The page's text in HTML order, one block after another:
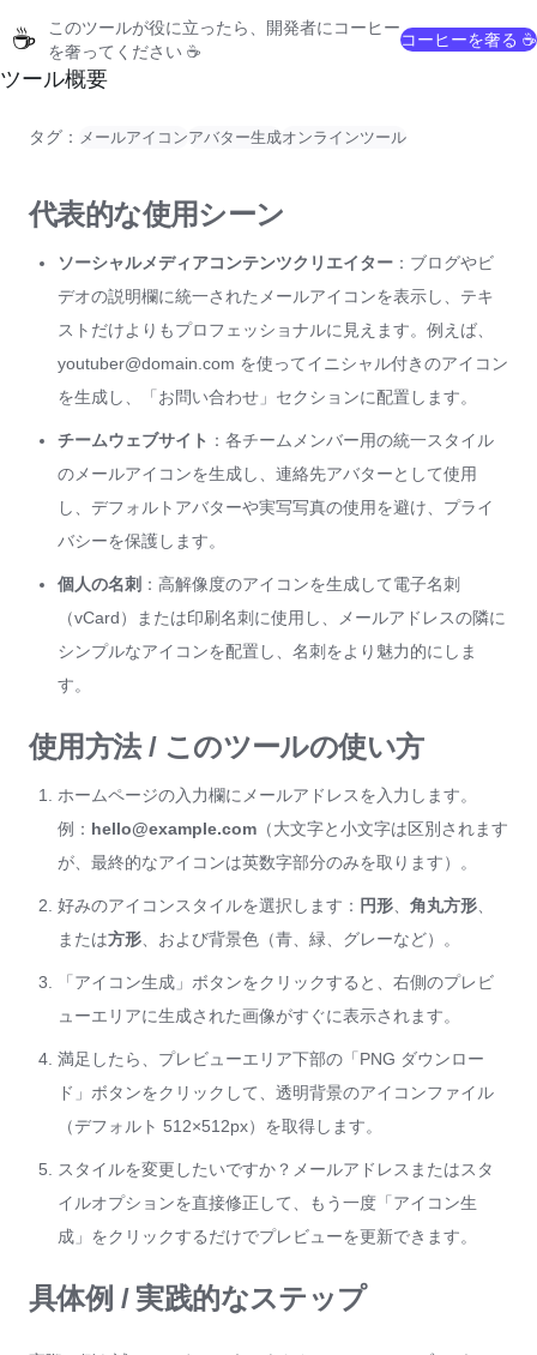
☕
このツールが役に立ったら、開発者にコーヒー
を奢ってください ☕
コーヒーを奢る ☕
ツール概要
タグ： メールアイコンアバター生成オンラインツール
代表的な使用シーン
ソーシャルメディアコンテンツクリエイター ：ブログやビ
デオの説明欄に統一されたメールアイコンを表示し、テキ
ストだけよりもプロフェッショナルに見えます。例えば、
youtuber@domain.com を使ってイニシャル付きのアイコン
を生成し、「お問い合わせ」セクションに配置します。
チームウェブサイト ：各チームメンバー用の統一スタイル
のメールアイコンを生成し、連絡先アバターとして使用
し、デフォルトアバターや実写写真の使用を避け、プライ
バシーを保護します。
個人の名刺 ：高解像度のアイコンを生成して電子名刺
（vCard）または印刷名刺に使用し、メールアドレスの隣に
シンプルなアイコンを配置し、名刺をより魅力的にしま
す。
使用方法 / このツールの使い方
ホームページの入力欄にメールアドレスを入力します。
例： hello@example.com （大文字と小文字は区別されます
が、最終的なアイコンは英数字部分のみを取ります）。
好みのアイコンスタイルを選択します： 円形 角丸方形
または方形 、および背景色（青、緑、グレーなど）。
「アイコン生成」ボタンをクリックすると、右側のプレビ
ューエリアに生成された画像がすぐに表示されます。
満足したら、プレビューエリア下部の「PNG ダウンロー
ド」ボタンをクリックして、透明背景のアイコンファイル
（デフォルト 512×512px）を取得します。
スタイルを変更したいですか？メールアドレスまたはスタ
イルオプションを直接修正して、もう一度「アイコン生
成」をクリックするだけでプレビューを更新できます。
具体例 / 実践的なステップ